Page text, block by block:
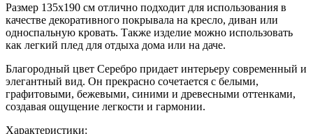
Размер 135x190 см отлично подходит для использования в
качестве декоративного покрывала на кресло, диван или
односпальную кровать. Также изделие можно использовать
как легкий плед для отдыха дома или на даче.
Благородный цвет Серебро придает интерьеру современный и
элегантный вид. Он прекрасно сочетается с белыми,
графитовыми, бежевыми, синими и древесными оттенками,
создавая ощущение легкости и гармонии.
Характеристики: